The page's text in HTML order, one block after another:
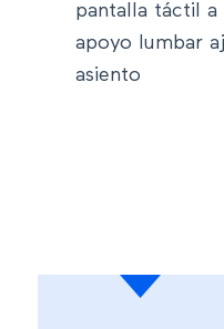
pantalla táctil a
apoyo lumbar
asiento